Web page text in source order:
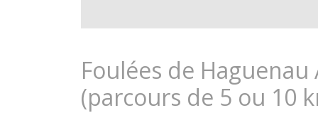
Foulées de
(parcours de 5 ou 10